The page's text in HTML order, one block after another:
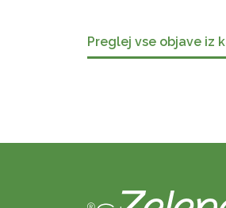
Preglej vse objave iz